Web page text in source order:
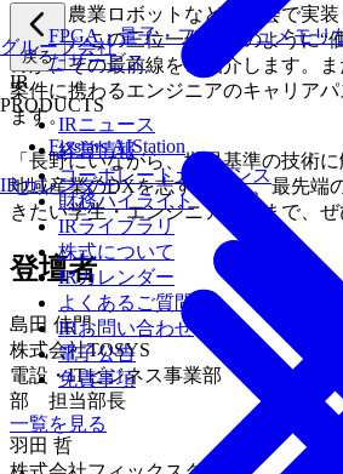
戻る
IR
IRニュース
経営情報
コーポレートガバナンス
財務ハイライト
IRライブラリ
株式について
IRカレンダー
よくあるご質問
IRお問い合わせ
電子公告
免責事項
一覧を見る
グループ会社
FPGA・量子・フラッシュメモリ
たサービス
PRODUCTS
Fixstars AIStation
IRカレンダー
らに、農業ロボットなど実社会で実
ルド」。この三位一体がどのように“
のか、その最前線をご紹介します。
案件に携わるエンジニアのキャリア
ます。
「長野にいながら、世界基準の技術に
地域産業のDXを志す方から、最先端
きたい学生・エンジニアの方まで、ぜ
登壇者
島田 佳門
株式会社TOSYS
電設・ITビジネス事業部 データセン
部 担当部長
羽田 哲